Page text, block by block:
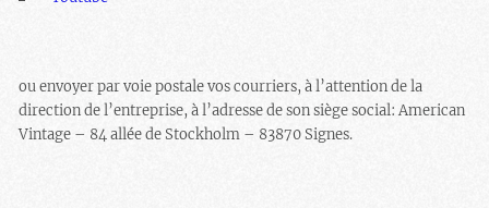
ou envoyer par voie postale vos courriers, à l’attention de la
direction de l’entreprise, à l’adresse de son siège social: American
Vintage – 84 allée de Stockholm – 83870 Signes.